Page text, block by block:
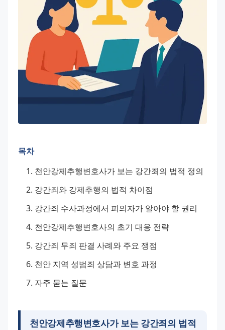
목차
천안강제추행변호사가 보는 강간죄의 법적 정의
강간죄와 강제추행의 법적 차이점
강간죄 수사과정에서 피의자가 알아야 할 권리
천안강제추행변호사의 초기 대응 전략
강간죄 무죄 판결 사례와 주요 쟁점
천안 지역 성범죄 상담과 변호 과정
자주 묻는 질문
천안강제추행변호사가 보는 강간죄의 법적